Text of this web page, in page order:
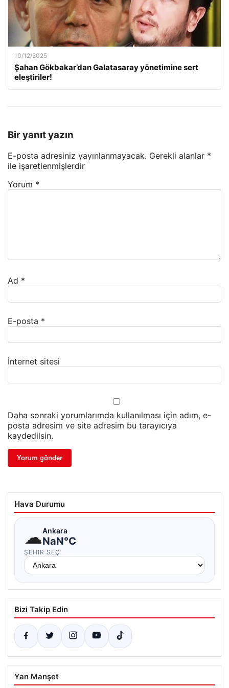
10/12/2025
Şahan Gökbakar’dan Galatasaray yönetimine sert
eleştiriler!
Bir yanıt yazın
E-posta adresiniz yayınlanmayacak. Gerekli alanlar *
ile işaretlenmişlerdir
Yorum *
Ad *
E-posta *
İnternet sitesi
Daha sonraki yorumlarımda kullanılması için adım, e-
posta adresim ve site adresim bu tarayıcıya
kaydedilsin.
Hava Durumu
☁Ankara
NaN°C
ŞEHIR SEÇ
Bizi Takip Edin
Yan Manşet